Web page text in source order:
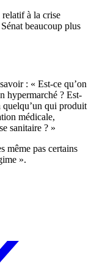
à la crise
beaucoup plus
: « Est-ce qu’on
hypermarché ? Est-
quelqu’un qui produit
médicale,
sanitaire ? »
même pas certains
».